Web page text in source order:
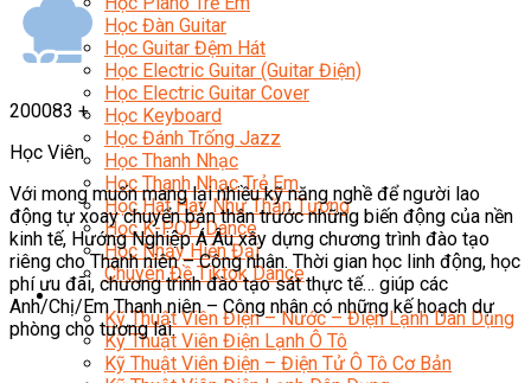
Học Đàn Guitar
Học Guitar Đệm Hát
Học Electric Guitar (Guitar Điện)
Học Electric Guitar Cover
Học Keyboard
Học Đánh Trống Jazz
Học Thanh Nhạc
Học Thanh Nhạc Trẻ Em
Học Hát Hay Như Thần Tượng
Học K-POP Dance
Học Nhảy Hiện Đại
Chuyên Đề Tiktok Dance
Kỹ Thuật – Công Nghệ
Kỹ Thuật Viên Điện – Nước – Điện Lạnh Dân Dụng
Kỹ Thuật Viên Điện Lạnh Ô Tô
Kỹ Thuật Viên Điện – Điện Tử Ô Tô Cơ Bản
200083 +
Học Viên
Với mong muốn mang lại nhiều kỹ năng nghề để người lao
động tự xoay chuyển bản thân trước những biến động của nền
kinh tế, Hướng Nghiệp Á Âu xây dựng chương trình đào tạo
riêng cho Thanh niên – Công nhân. Thời gian học linh động, học
phí ưu đãi, chương trình đào tạo sát thực tế… giúp các
Anh/Chị/Em Thanh niên – Công nhân có những kế hoạch dự
phòng cho tương lai.